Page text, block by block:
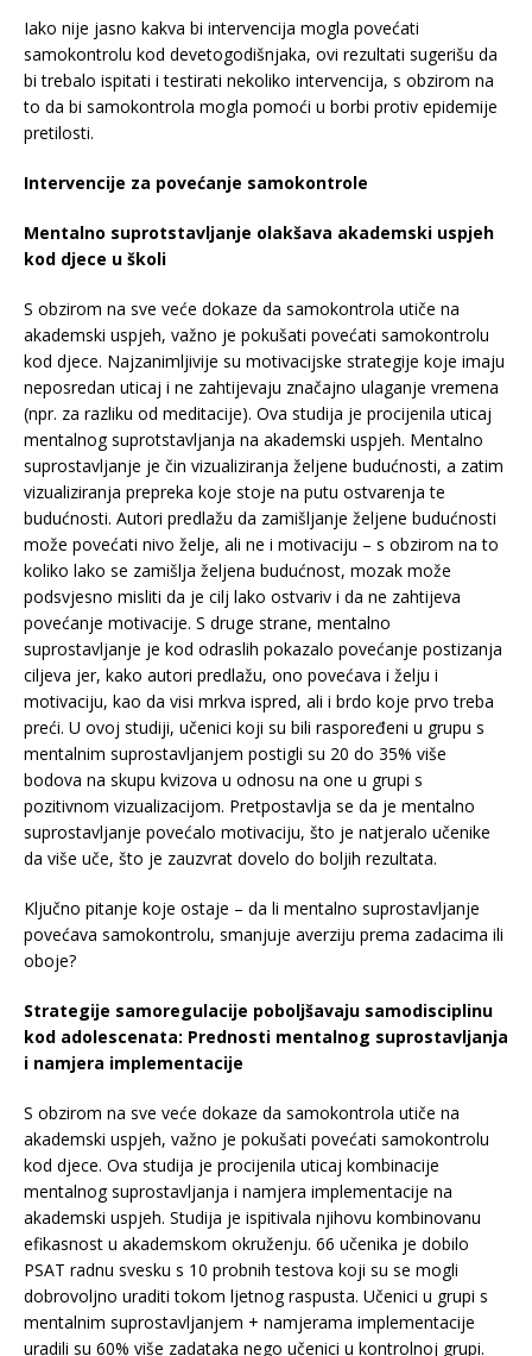
Iako nije jasno kakva bi intervencija mogla povećati
samokontrolu kod devetogodišnjaka, ovi rezultati sugerišu da
bi trebalo ispitati i testirati nekoliko intervencija, s obzirom na
to da bi samokontrola mogla pomoći u borbi protiv epidemije
pretilosti.
Intervencije za povećanje samokontrole
Mentalno suprotstavljanje olakšava akademski uspjeh
kod djece u školi
S obzirom na sve veće dokaze da samokontrola utiče na
akademski uspjeh, važno je pokušati povećati samokontrolu
kod djece. Najzanimljivije su motivacijske strategije koje imaju
neposredan uticaj i ne zahtijevaju značajno ulaganje vremena
(npr. za razliku od meditacije). Ova studija je procijenila uticaj
mentalnog suprotstavljanja na akademski uspjeh. Mentalno
suprostavljanje je čin vizualiziranja željene budućnosti, a zatim
vizualiziranja prepreka koje stoje na putu ostvarenja te
budućnosti. Autori predlažu da zamišljanje željene budućnosti
može povećati nivo želje, ali ne i motivaciju – s obzirom na to
koliko lako se zamišlja željena budućnost, mozak može
podsvjesno misliti da je cilj lako ostvariv i da ne zahtijeva
povećanje motivacije. S druge strane, mentalno
suprostavljanje je kod odraslih pokazalo povećanje postizanja
ciljeva jer, kako autori predlažu, ono povećava i želju i
motivaciju, kao da visi mrkva ispred, ali i brdo koje prvo treba
preći. U ovoj studiji, učenici koji su bili raspoređeni u grupu s
mentalnim suprostavljanjem postigli su 20 do 35% više
bodova na skupu kvizova u odnosu na one u grupi s
pozitivnom vizualizacijom. Pretpostavlja se da je mentalno
suprostavljanje povećalo motivaciju, što je natjeralo učenike
da više uče, što je zauzvrat dovelo do boljih rezultata.
Ključno pitanje koje ostaje – da li mentalno suprostavljanje
povećava samokontrolu, smanjuje averziju prema zadacima ili
oboje?
Strategije samoregulacije poboljšavaju samodisciplinu
kod adolescenata: Prednosti mentalnog suprostavljanja
i namjera implementacije
S obzirom na sve veće dokaze da samokontrola utiče na
akademski uspjeh, važno je pokušati povećati samokontrolu
kod djece. Ova studija je procijenila uticaj kombinacije
mentalnog suprostavljanja i namjera implementacije na
akademski uspjeh. Studija je ispitivala njihovu kombinovanu
efikasnost u akademskom okruženju. 66 učenika je dobilo
PSAT radnu svesku s 10 probnih testova koji su se mogli
dobrovoljno uraditi tokom ljetnog raspusta. Učenici u grupi s
mentalnim suprostavljanjem + namjerama implementacije
uradili su 60% više zadataka nego učenici u kontrolnoj grupi.